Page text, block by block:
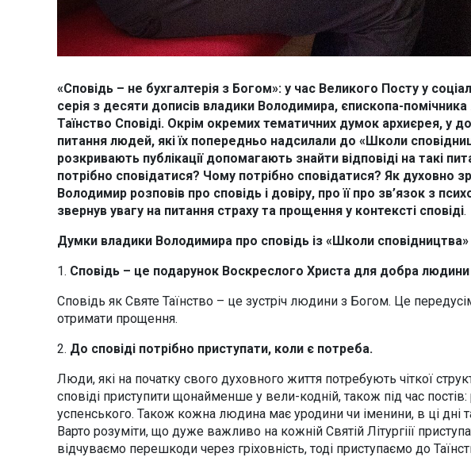
«Сповідь – не бухгалтерія з Богом»: у час Великого Посту у
серія з десяти дописів владики Володимира, єпископа-помічника
Таїнство Сповіді. Окрім окремих тематичних думок архиєрея, у
питання людей, які їх попередньо надсилали до «Школи
розкривають публікації допомагають знайти відповіді на такі
потрібно сповідатися? Чому потрібно сповідатися? Як духовно
Володимир розповів про сповідь і довіру, про її про зв’язок з
звернув увагу на питання страху та прощення у контексті сповіді.
Думки владики Володимира про сповідь із «Школи сповідництва»
1. Сповідь – це подарунок Воскреслого Христа для добра людини
Сповідь як Святе Таїнство – це зустріч людини з Богом. Це
отримати прощення.
2. До сповіді потрібно приступати, коли є потреба.
Люди, які на початку свого духовного життя потребують чіткої
сповіді приступити щонайменше у вели-кодній, також під час постів:
успенського. Також кожна людина має уродини чи іменини, в ці дні
Варто розуміти, що дуже важливо на кожній Святій Літургіії
відчуваємо перешкоди через гріховність, тоді приступаємо до